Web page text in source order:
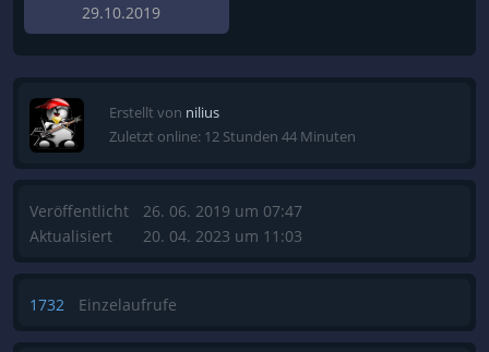
29.10.2019
Erstellt von nilius
Zuletzt online: 12 Stunden 44 Minuten
Veröffentlicht
Aktualisiert
26. 06. 2019 um 07:47
20. 04. 2023 um 11:03
1732 Einzelaufrufe